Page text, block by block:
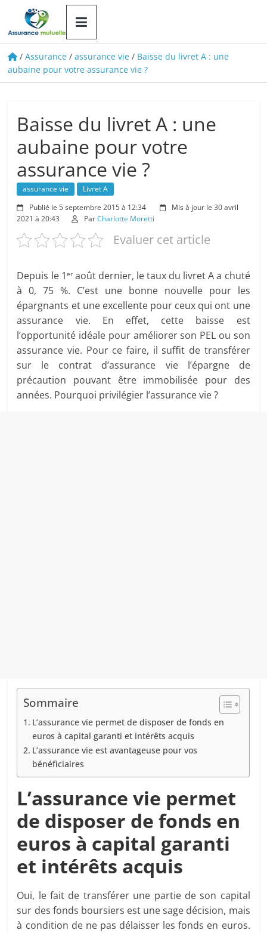
portail
d'information
/Assurance /assurance vie / Baisse du livret A : une
aubaine pour votre assurance vie ?
Baisse du livret A : une
aubaine pour votre
assurance vie ?
assurance vie
Livret A
Publié le 5 septembre 2015 à 12:34
Mis à jour le 30 avril
2021 à 20:43
ParCharlotte Moretti
Evaluer cet article
Depuis le 1 eraoût dernier, le taux du livret A a chuté
à 0, 75 %. C’est une bonne nouvelle pour les
épargnants et une excellente pour ceux qui ont une
assurance vie. En effet, cette baisse est
l’opportunité idéale pour améliorer son PEL ou son
assurance vie. Pour ce faire, il suffit de transférer
sur le contrat d’assurance vie l’épargne de
précaution pouvant être immobilisée pour des
années. Pourquoi privilégier l’assurance vie ?
Sommaire
L’assurance vie permet de disposer de fonds en
euros à capital garanti et intérêts acquis
L’assurance vie est avantageuse pour vos
bénéficiaires
L’assurance vie permet
de disposer de fonds en
euros à capital garanti
et intérêts acquis
Oui, le fait de transférer une partie de son capital
sur des fonds boursiers est une sage décision, mais
à condition de ne pas délaisser les fonds en euros.